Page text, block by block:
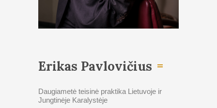
Erikas Pavlovičius
Daugiametė teisinė praktika Lietuvoje ir
Jungtinėje Karalystėje